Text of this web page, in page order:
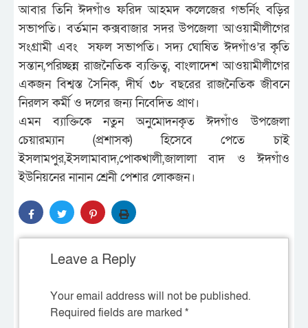
আবার তিনি ঈদগাঁও ফরিদ আহমদ কলেজের গভর্নিং বড়ির
সভাপতি। বর্তমান কক্সবাজার সদর উপজেলা আওয়ামীলীগের
সংগ্রামী এবং সফল সভাপতি। সদ্য ঘোষিত ঈদগাঁও’র কৃতি
সন্তান,পরিচ্ছন্ন রাজনৈতিক ব্যক্তিত্ব, বাংলাদেশ আওয়ামীলীগের
একজন বিশ্বস্ত সৈনিক, দীর্ঘ ৩৮ বছরের রাজনৈতিক জীবনে
নিরলস কর্মী ও দলের জন্য নিবেদিত প্রাণ।
এমন ব্যাক্তিকে নতুন অনুমোদনকৃত ঈদগাঁও উপজেলা
চেয়ারম্যান (প্রশাসক) হিসেবে পেতে চাই
ইসলামপুর,ইসলামাবাদ,পোকখালী,জালালা বাদ ও ঈদগাঁও
ইউনিয়নের নানান শ্রেনী পেশার লোকজন।
Leave a Reply
Your email address will not be published.
Required fields are marked *